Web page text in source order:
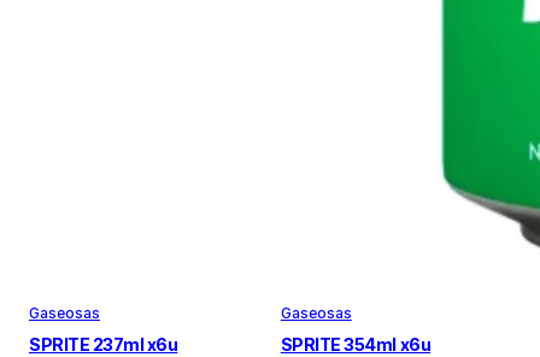
Gaseosas
SPRITE 237ml x6u
Gaseosas
SPRITE 354ml x6u